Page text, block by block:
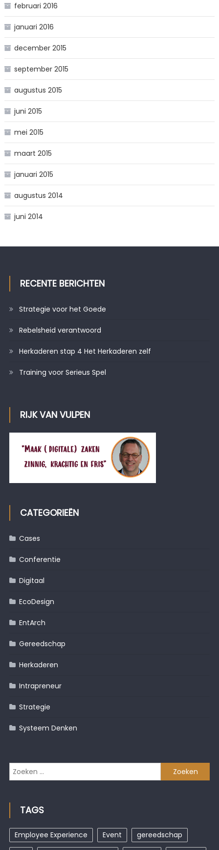
februari 2016
januari 2016
december 2015
september 2015
augustus 2015
juni 2015
mei 2015
maart 2015
januari 2015
augustus 2014
juni 2014
RECENTE BERICHTEN
Strategie voor het Goede
Rebelsheid verantwoord
Herkaderen stap 4 Het Herkaderen zelf
Training voor Serieus Spel
RIJK VAN VULPEN
CATEGORIEËN
Cases
Conferentie
Digitaal
EcoDesign
EntArch
Gereedschap
Herkaderen
Intrapreneur
Strategie
Systeem Denken
Zoeken
naar:
TAGS
Employee Experience Event
gereedschap